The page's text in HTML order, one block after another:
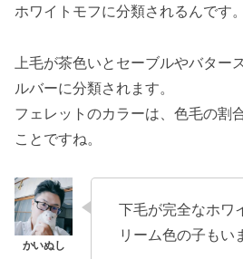
ホワイトモフに分類されるんです。
上毛が茶色いとセーブルやバター
ルバーに分類されます。
フェレットのカラーは、色毛の割
ことですね。
下毛が完全なホワ
リーム色の子もい